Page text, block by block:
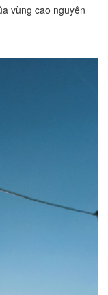
vùng cao nguyên